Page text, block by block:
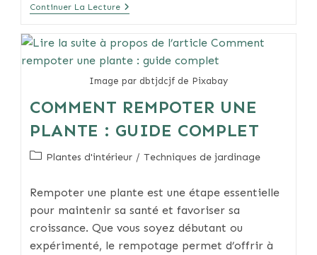
Continuer La LectureQue
Faire
Jardin
En
Décembre
Image par dbtjdcjf de Pixabay
COMMENT REMPOTER UNE
PLANTE : GUIDE COMPLET
PostPlantes d'intérieur / Techniques de jardinage
Rempoter une plante est une étape essentielle
pour maintenir sa santé et favoriser sa
croissance. Que vous soyez débutant ou
expérimenté, le rempotage permet d’offrir à